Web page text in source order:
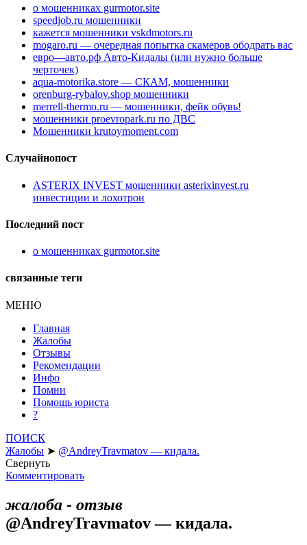
о мошенниках gurmotor.site
speedjob.ru мошенники
кажется мошенники vskdmotors.ru
mogaro.ru — очередная попытка скамеров ободрать вас
евро—авто.рф Авто-Кидалы (или нужно больше
черточек)
aqua-motorika.store — СКАМ, мошенники
orenburg-rybalov.shop мошенники
merrell-thermo.ru — мошенники, фейк обувь!
мошенники proevropark.ru по ДВС
Мошенники krutoymoment.com
Случайнопост
ASTERIX INVEST мошенники asterixinvest.ru
инвестиции и лохотрон
Последний пост
о мошенниках gurmotor.site
связанные теги
МЕНЮ
Главная
Жалобы
Отзывы
Рекомендации
Инфо
Помни
Помощь юриста
?
ПОИСК
Жалобы ➤ @AndreyTravmatov — кидала.
Свернуть
Комментировать
жалоба - отзыв
@AndreyTravmatov — кидала.